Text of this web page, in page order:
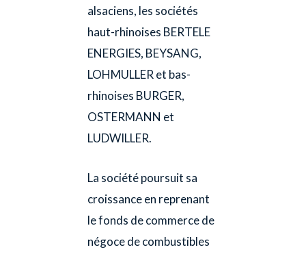
alsaciens, les sociétés
haut-rhinoises BERTELE
ENERGIES, BEYSANG,
LOHMULLER et bas-
rhinoises BURGER,
OSTERMANN et
LUDWILLER.
La société poursuit sa
croissance en reprenant
le fonds de commerce de
négoce de combustibles